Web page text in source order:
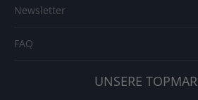
Newsletter
FAQ
UNSERE